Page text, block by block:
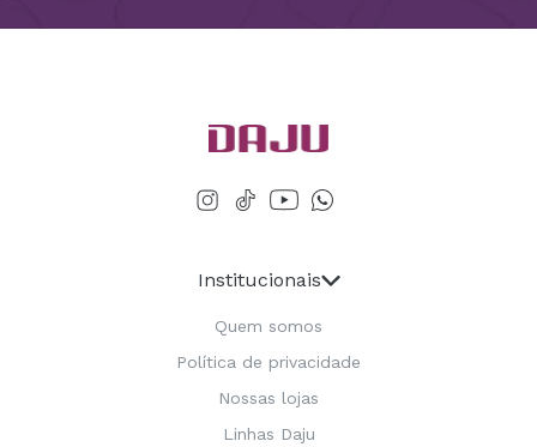
Institucionais
Quem somos
Política de privacidade
Nossas lojas
Linhas Daju